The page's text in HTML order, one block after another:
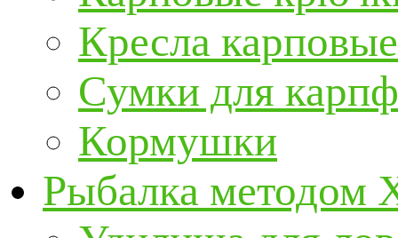
Кресла карповые
Сумки для
Кормушки
Рыбалка методом